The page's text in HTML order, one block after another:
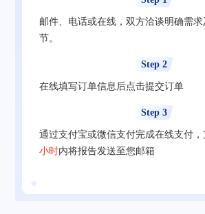
邮件、电话或在线，双方洽谈明确需求
节。
Step 2
在线填写订单信息后点击提交订单
Step 3
通过支付宝或微信支付完成在线支付
小时内将报告发送至您邮箱